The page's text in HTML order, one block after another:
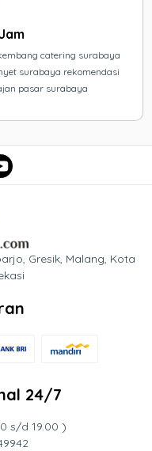
catering surabaya
surabaya rekomendasi
pasar surabaya
Gresik, Malang, Kota
24/7
s/d 19.00 )